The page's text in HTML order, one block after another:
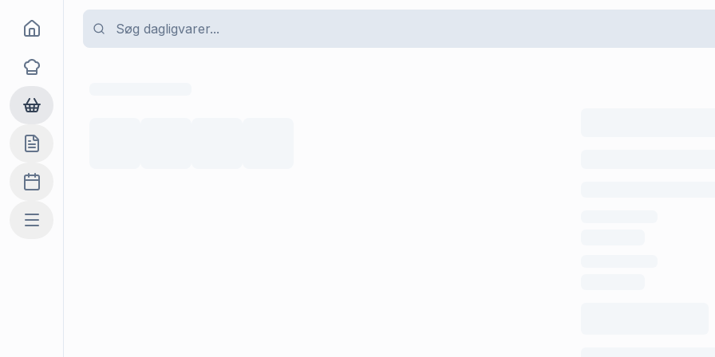
Goma
Opskrifter
Dagligvarer
Indkøbslisten
Madplan
Mere